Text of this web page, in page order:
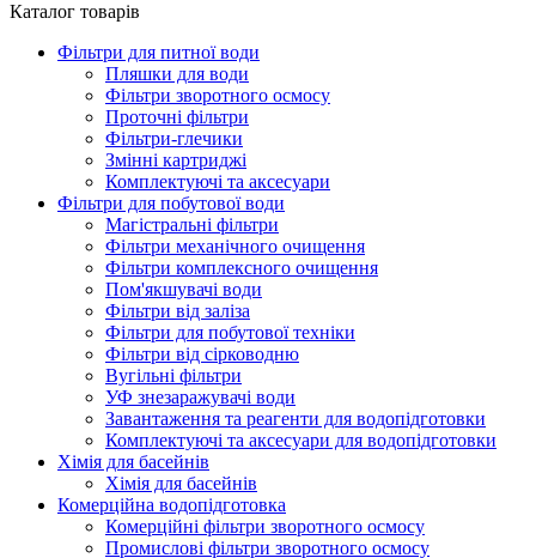
Каталог товарів
Фільтри для питної води
Пляшки для води
Фільтри зворотного осмосу
Проточні фільтри
Фільтри-глечики
Змінні картриджі
Комплектуючі та аксесуари
Фільтри для побутової води
Магістральні фільтри
Фільтри механічного очищення
Фільтри комплексного очищення
Пом'якшувачі води
Фільтри від заліза
Фільтри для побутової техніки
Фільтри від сірководню
Вугільні фільтри
УФ знезаражувачі води
Завантаження та реагенти для водопідготовки
Комплектуючі та аксесуари для водопідготовки
Хімія для басейнів
Хімія для басейнів
Комерційна водопідготовка
Комерційні фільтри зворотного осмосу
Промислові фільтри зворотного осмосу